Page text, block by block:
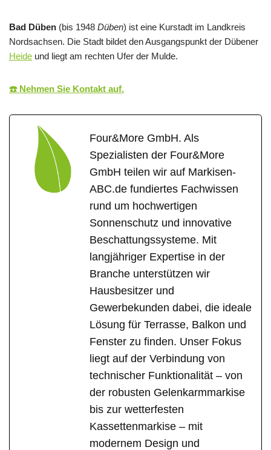
Bad Düben (bis 1948 Düben) ist eine Kurstadt im Landkreis
Nordsachsen. Die Stadt bildet den Ausgangspunkt der Dübener
Heide und liegt am rechten Ufer der Mulde.
☎️ Nehmen Sie Kontakt auf.
Four&More GmbH. Als
Spezialisten der Four&More
GmbH teilen wir auf Markisen-
ABC.de fundiertes Fachwissen
rund um hochwertigen
Sonnenschutz und innovative
Beschattungssysteme. Mit
langjähriger Expertise in der
Branche unterstützen wir
Hausbesitzer und
Gewerbekunden dabei, die ideale
Lösung für Terrasse, Balkon und
Fenster zu finden. Unser Fokus
liegt auf der Verbindung von
technischer Funktionalität – von
der robusten Gelenkarmmarkise
bis zur wetterfesten
Kassettenmarkise – mit
modernem Design und